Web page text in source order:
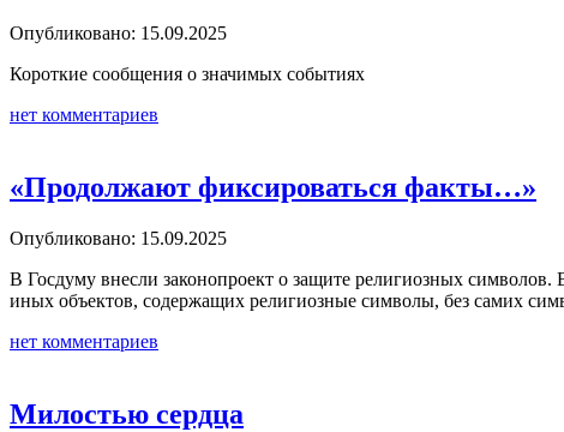
Опубликовано: 15.09.2025
Короткие сообщения о значимых событиях
нет комментариев
«Продолжают фиксироваться факты…»
Опубликовано: 15.09.2025
В Госдуму внесли законопроект о защите религиозных символов.
иных объектов, содержащих религиозные символы, без самих
нет комментариев
Милостью сердца